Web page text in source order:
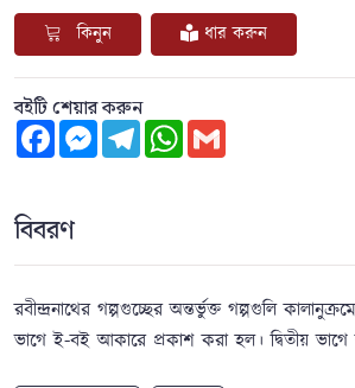
কিনুন ধার করুন
বইটি শেয়ার করুন
FacebookMessengerTelegramWhatsApp
বিবরণ
রবীন্দ্রনাথের গল্পগুচ্ছের অন্তর্ভুক্ত গল্পগুলি
ভাগে ই-বই আকারে প্রকাশ করা হল। দ্বিতীয় ভাগে